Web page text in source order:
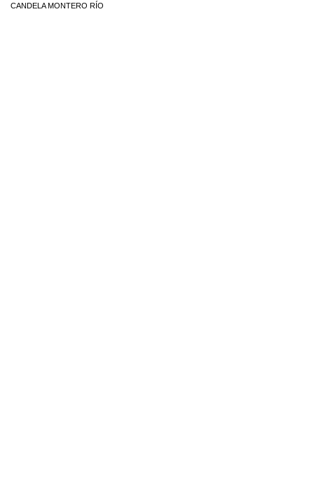
CANDELA MONTERO RÍO